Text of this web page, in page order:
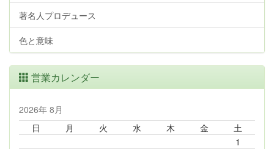
著名人プロデュース
色と意味
営業カレンダー
2026年 8月
日
月 火 水 木 金
土
1